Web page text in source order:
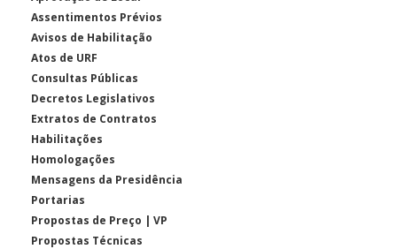
Assentimentos Prévios
Avisos de Habilitação
Atos de URF
Consultas Públicas
Decretos Legislativos
Extratos de Contratos
Habilitações
Homologações
Mensagens da Presidência
Portarias
Propostas de Preço | VP
Propostas Técnicas